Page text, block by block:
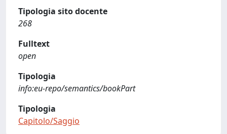
Tipologia sito docente
268
Fulltext
open
Tipologia
info:eu-repo/semantics/bookPart
Tipologia
Capitolo/Saggio